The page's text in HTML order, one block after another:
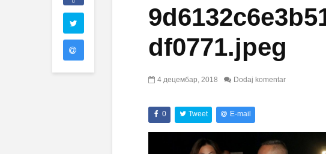
df0771.jpeg
4 децембар, 2018 Dodaj komentar
0 Tweet E-mail